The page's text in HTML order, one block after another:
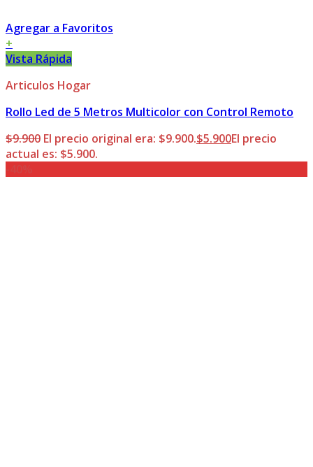
Agregar a Favoritos
+
Vista Rápida
Articulos Hogar
Rollo Led de 5 Metros Multicolor con Control Remoto
$9.900 El precio original era: $9.900.$5.900El precio
actual es: $5.900.